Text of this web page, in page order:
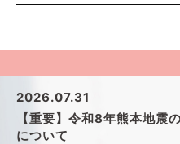
2026.07.31
【重要】令和8年熊本地震
について